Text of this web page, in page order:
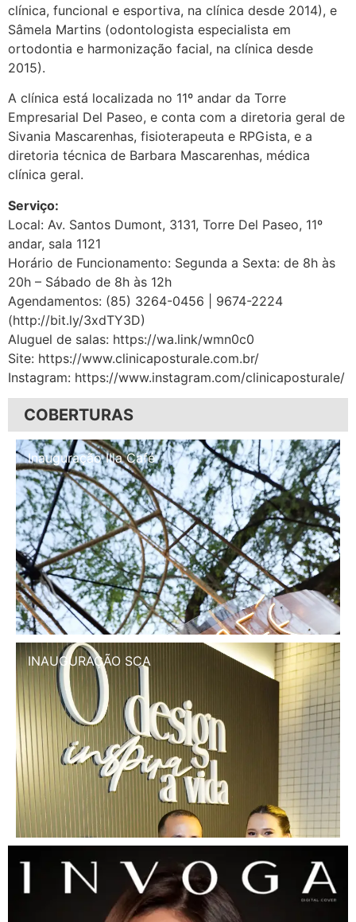
clínica, funcional e esportiva, na clínica desde 2014), e
Sâmela Martins (odontologista especialista em
ortodontia e harmonização facial, na clínica desde
2015).
A clínica está localizada no 11º andar da Torre
Empresarial Del Paseo, e conta com a diretoria geral de
Sivania Mascarenhas, fisioterapeuta e RPGista, e a
diretoria técnica de Barbara Mascarenhas, médica
clínica geral.
Serviço:
Local: Av. Santos Dumont, 3131, Torre Del Paseo, 11º
andar, sala 1121
Horário de Funcionamento: Segunda a Sexta: de 8h às
20h – Sábado de 8h às 12h
Agendamentos: (85) 3264-0456 | 9674-2224
(http://bit.ly/3xdTY3D)
Aluguel de salas: https://wa.link/wmn0c0
Site: https://www.clinicaposturale.com.br/
Instagram: https://www.instagram.com/clinicaposturale/
COBERTURAS
Inauguração Illa Café
INAUGURAÇÃO SCA